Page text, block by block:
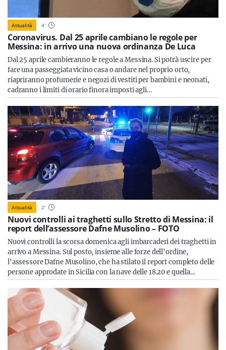
Attualità 4'
Coronavirus. Dal 25 aprile cambiano le regole per
Messina: in arrivo una nuova ordinanza De Luca
Dal 25 aprile cambieranno le regole a Messina. Si potrà uscire per
fare una passeggiata vicino casa o andare nel proprio orto,
riapriranno profumerie e negozi di vestiti per bambini e neonati,
cadranno i limiti di orario finora imposti agli…
Attualità 2'
Nuovi controlli ai traghetti sullo Stretto di Messina: il
report dell’assessore Dafne Musolino – FOTO
Nuovi controlli la scorsa domenica agli imbarcaderi dei traghetti in
arrivo a Messina. Sul posto, insieme alle forze dell'ordine,
l'assessore Dafne Musolino, che ha stilato il report completo delle
persone approdate in Sicilia con la nave delle 18.20 e quella…